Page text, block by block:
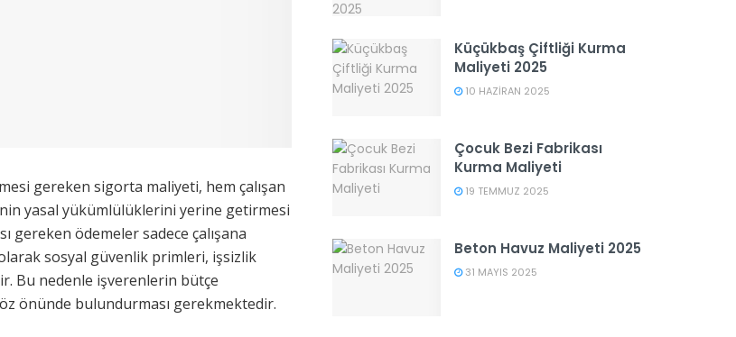
gereken sigorta maliyeti, hem çalışan
yasal yükümlülüklerini yerine getirmesi
gereken ödemeler sadece çalışana
sosyal güvenlik primleri, işsizlik
Bu nedenle işverenlerin bütçe
önünde bulundurması gerekmektedir.
Küçükbaş Çiftliği Kurma
Maliyeti 2025
10 HAZIRAN 2025
Çocuk Bezi Fabrikası
Kurma Maliyeti
19 TEMMUZ 2025
Beton Havuz Maliyeti 2025
31 MAYIS 2025